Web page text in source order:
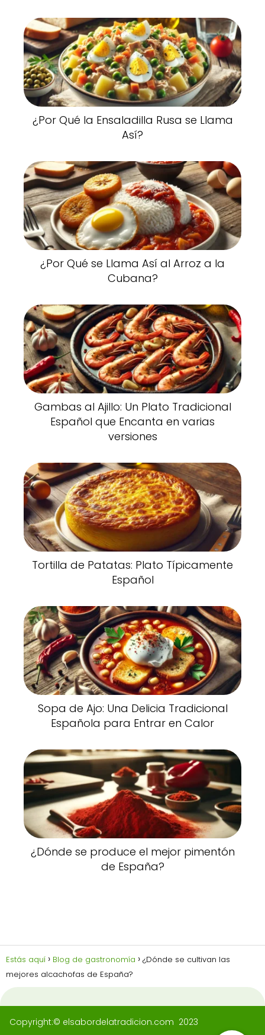
¿Por Qué la Ensaladilla Rusa se Llama
Así?
¿Por Qué se Llama Así al Arroz a la
Cubana?
Gambas al Ajillo: Un Plato Tradicional
Español que Encanta en varias
versiones
Tortilla de Patatas: Plato Típicamente
Español
Sopa de Ajo: Una Delicia Tradicional
Española para Entrar en Calor
¿Dónde se produce el mejor pimentón
de España?
Estás aquí Blog de gastronomía
¿Dónde se cultivan las
mejores alcachofas de España?
Copyright:© elsabordelatradicion.com 2023